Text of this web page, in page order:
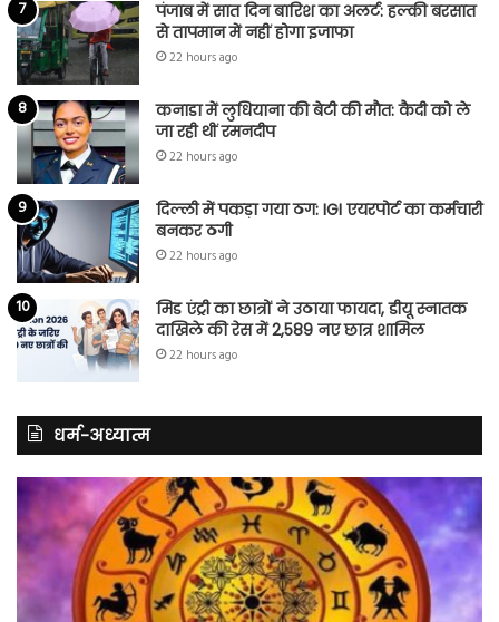
पंजाब में सात दिन बारिश का अलर्ट: हल्की बरसात
से तापमान में नहीं होगा इजाफा
22 hours ago
कनाडा में लुधियाना की बेटी की माैत: कैदी को ले
जा रही थीं रमनदीप
22 hours ago
दिल्ली में पकड़ा गया ठग: IGI एयरपोर्ट का कर्मचारी
बनकर ठगी
22 hours ago
मिड एंट्री का छात्रों ने उठाया फायदा, डीयू स्नातक
दाखिले की रेस में 2,589 नए छात्र शामिल
22 hours ago
धर्म-अध्यात्म